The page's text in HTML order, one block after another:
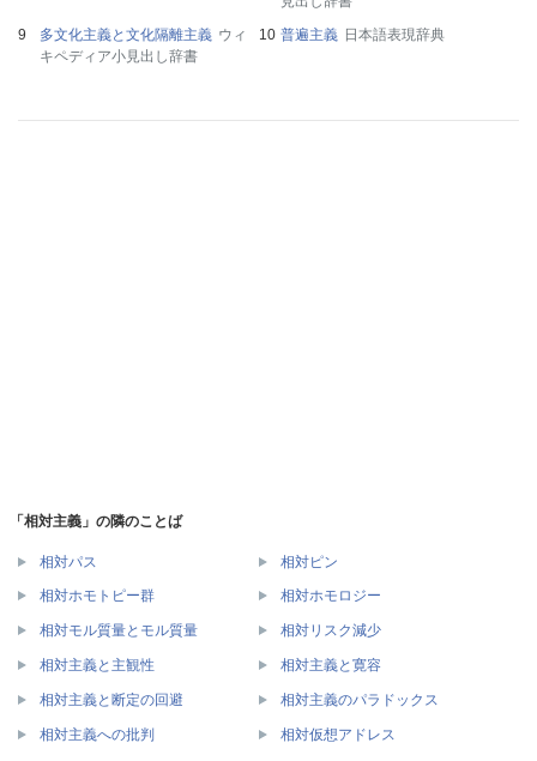
多文化主義と文化隔離主義 ウィ
キペディア小見出し辞書
普遍主義 日本語表現辞典
「相対主義」の隣のことば
相対パス 相対ピン
相対ホモトピー群 相対ホモロジー
相対モル質量とモル質量 相対リスク減少
相対主義と主観性 相対主義と寛容
相対主義と断定の回避 相対主義のパラドックス
相対主義への批判 相対仮想アドレス